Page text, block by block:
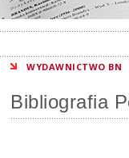
WYDAWNICTWO BN
Bibliografia